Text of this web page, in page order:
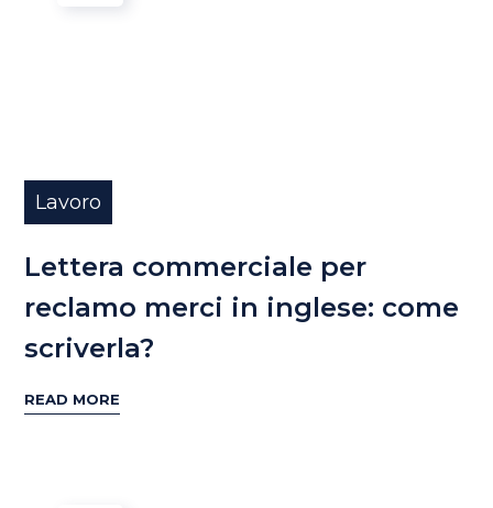
Lavoro
Lettera commerciale per
reclamo merci in inglese: come
scriverla?
READ MORE